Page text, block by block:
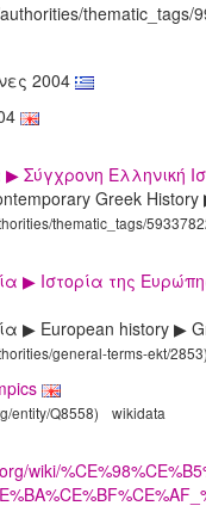
thematic_tags/
2004
▶ Σύγχρονη Ελληνική
Greek
thematic_tags/
▶ Ιστορία της
▶ European history ▶
general-terms-ekt/2853)
entity/Q8558) wikidata
wiki/